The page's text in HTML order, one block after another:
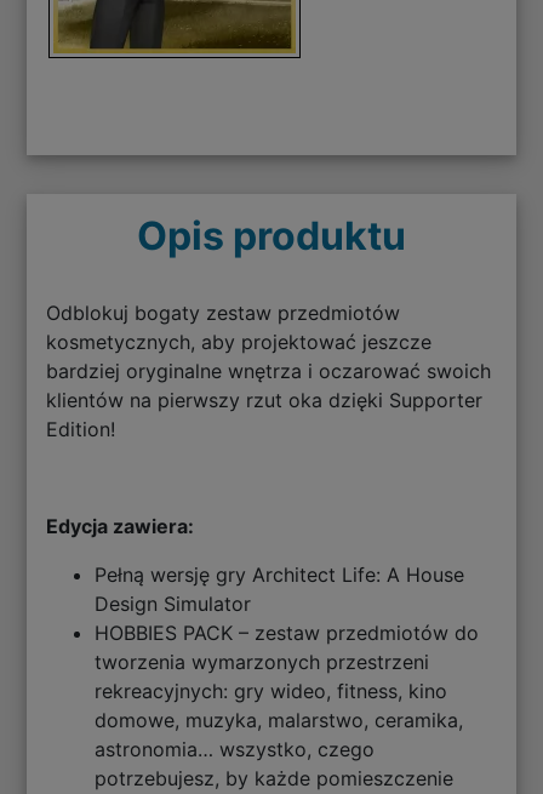
Opis produktu
Odblokuj bogaty zestaw przedmiotów
kosmetycznych, aby projektować jeszcze
bardziej oryginalne wnętrza i oczarować swoich
klientów na pierwszy rzut oka dzięki Supporter
Edition!
Edycja zawiera:
Pełną wersję gry Architect Life: A House
Design Simulator
HOBBIES PACK – zestaw przedmiotów do
tworzenia wymarzonych przestrzeni
rekreacyjnych: gry wideo, fitness, kino
domowe, muzyka, malarstwo, ceramika,
astronomia… wszystko, czego
potrzebujesz, by każde pomieszczenie